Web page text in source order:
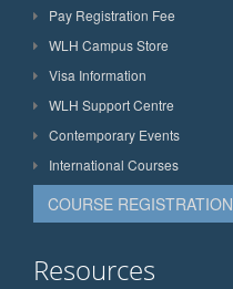
Pay Registration Fee
WLH Campus Store
Visa Information
WLH Support Centre
Contemporary Events
International Courses
COURSE REGISTRATION
Resources